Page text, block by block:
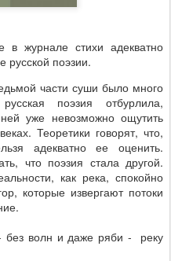
в журнале стихи адекватно
русской поэзии.
части суши было много
поэзия отбурлила,
уже невозможно ощутить
Теоретики говорят, что,
адекватно ее оценить.
что поэзия стала другой.
как река, спокойно
которые извергают потоки
без волн и даже ряби -
реку